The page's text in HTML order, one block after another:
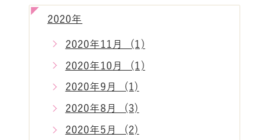
2020年
2020年11月 (1)
2020年10月 (1)
2020年9月 (1)
2020年8月 (3)
2020年5月 (2)